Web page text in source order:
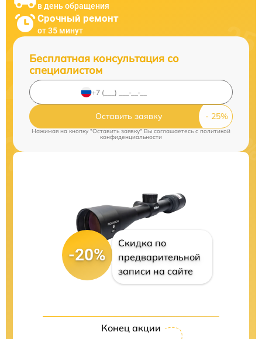
в день обращения
Срочный ремонт
от 35 минут
Бесплатная консультация со
специалистом
Оставить заявку
Нажимая на кнопку "Оставить заявку" Вы соглашаетесь cполитикой
конфиденциальности
-20%
Скидка по
предварительной
записи на сайте
Конец акции